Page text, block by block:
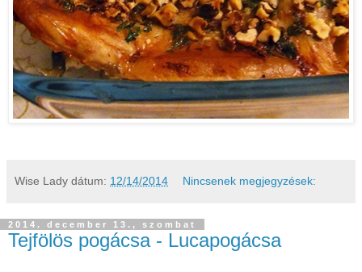
Wise Lady dátum: 12/14/2014 Nincsenek megjegyzések:
2014. december 13., szombat
Tejfölös pogácsa - Lucapogácsa